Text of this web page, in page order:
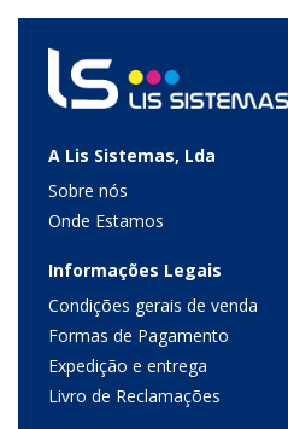
A Lis Sistemas, Lda
Sobre nós
Onde Estamos
Informações Legais
Condições gerais de venda
Formas de Pagamento
Expedição e entrega
Livro de Reclamações